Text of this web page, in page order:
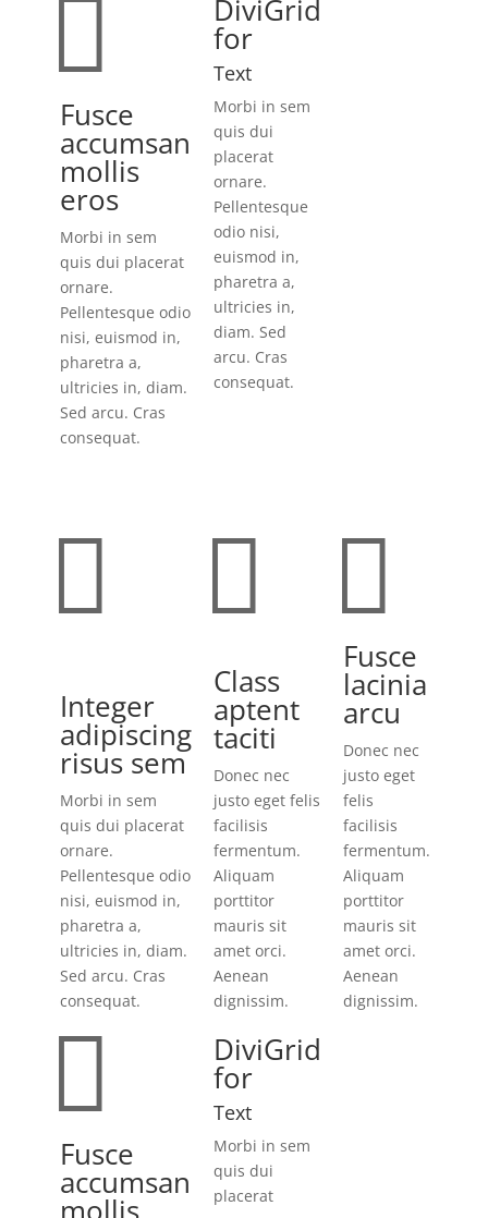

Fusce
accumsan
mollis
eros
Morbi in sem
quis dui placerat
ornare.
Pellentesque odio
nisi, euismod in,
pharetra a,
ultricies in, diam.
Sed arcu. Cras
consequat.
DiviGrid
for
Text
Morbi in sem
quis dui
placerat
ornare.
Pellentesque
odio nisi,
euismod in,
pharetra a,
ultricies in,
diam. Sed
arcu. Cras
consequat.

Integer
adipiscing
risus sem
Morbi in sem
quis dui placerat
ornare.
Pellentesque odio
nisi, euismod in,
pharetra a,
ultricies in, diam.
Sed arcu. Cras
consequat.

Class
aptent
taciti
Donec nec
justo eget felis
facilisis
fermentum.
Aliquam
porttitor
mauris sit
amet orci.
Aenean
dignissim.

Fusce
lacinia
arcu
Donec nec
justo eget
felis
facilisis
fermentum.
Aliquam
porttitor
mauris sit
amet orci.
Aenean
dignissim.

Fusce
accumsan
DiviGrid
for
Text
Morbi in sem
quis dui
placerat